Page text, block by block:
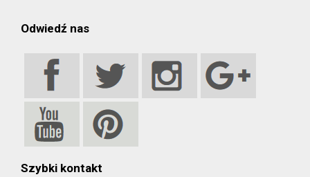
Odwiedź nas
Szybki kontakt